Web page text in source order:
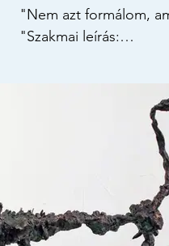
"Nem azt formálom,
"Szakmai leírás:
költői átírásai annak,
kapcsolódásokat,
tökéletesség beszél,